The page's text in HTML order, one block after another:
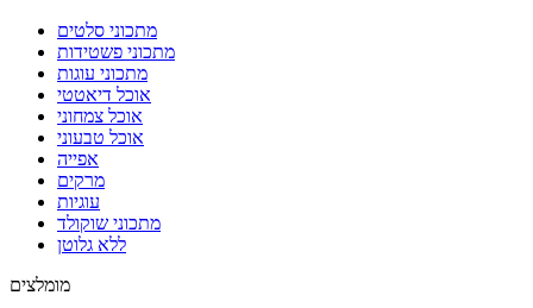
מתכוני סלטים
מתכוני פשטידות
מתכוני עוגות
אוכל דיאטטי
אוכל צמחוני
אוכל טבעוני
אפייה
מרקים
עוגיות
מתכוני שוקולד
ללא גלוטן
מומלצים